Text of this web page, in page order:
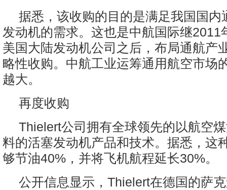
据悉，该收购的目的是满足我国国内
发动机的需求。这也是中航国际继2011
美国大陆发动机公司之后，布局通航产
略性收购。中航工业运筹通用航空市场
越大。
再度收购
Thielert公司拥有全球领先的以航空
料的活塞发动机产品和技术。据悉，这
够节油40%，并将飞机航程延长30%。
公开信息显示，Thielert在德国的萨